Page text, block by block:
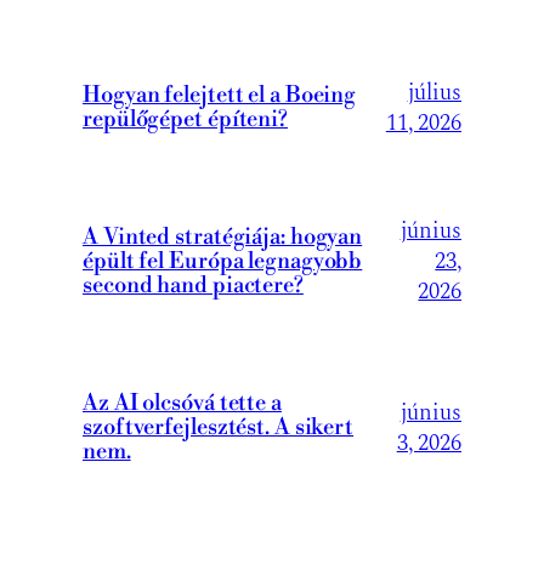
Hogyan felejtett el a Boeing
repülőgépet építeni?
július
11, 2026
A Vinted stratégiája: hogyan
épült fel Európa legnagyobb
second hand piactere?
június
23,
2026
Az AI olcsóvá tette a
szoftverfejlesztést. A sikert
nem.
június
3, 2026